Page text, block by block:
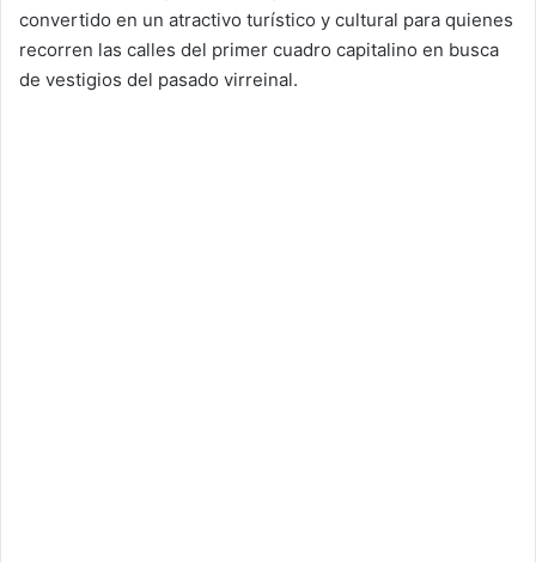
convertido en un atractivo turístico y cultural para quienes
recorren las calles del primer cuadro capitalino en busca
de vestigios del pasado virreinal.